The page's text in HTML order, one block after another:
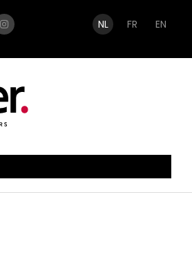
NL FR EN